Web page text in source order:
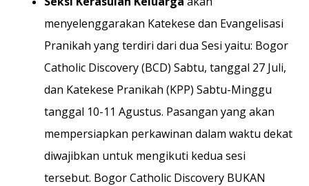
menyelenggarakan Katekese dan Evangelisasi
Pranikah yang terdiri dari dua Sesi yaitu: Bogor
Catholic Discovery (BCD) Sabtu, tanggal 27 Juli,
dan Katekese Pranikah (KPP) Sabtu-Minggu
tanggal 10-11 Agustus. Pasangan yang akan
mempersiapkan perkawinan dalam waktu dekat
diwajibkan untuk mengikuti kedua sesi
tersebut. Bogor Catholic Discovery BUKAN